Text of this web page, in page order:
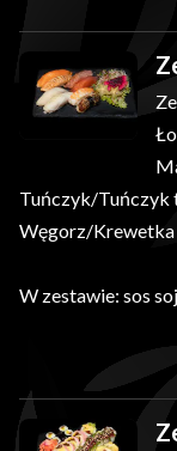
Tuńczyk/Tuńczyk
Węgorz/Krewetka
W zestawie: sos